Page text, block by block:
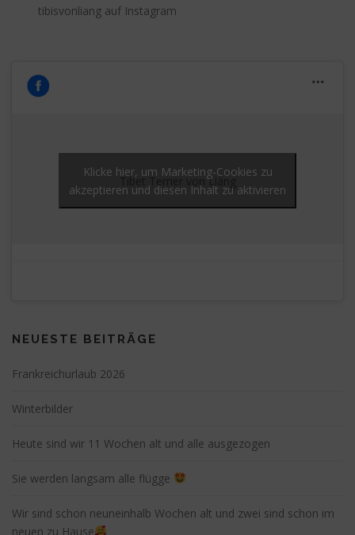
tibisvonliang auf Instagram
Tibet Terrier von Liáng
Klicke hier, um Marketing-Cookies zu
akzeptieren und diesen Inhalt zu aktivieren
NEUESTE BEITRÄGE
Frankreichurlaub 2026
Winterbilder
Heute sind wir 11 Wochen alt und alle ausgezogen
Sie werden langsam alle flügge
Wir sind schon neuneinhalb Wochen alt und zwei sind schon im
neuen zu Hause